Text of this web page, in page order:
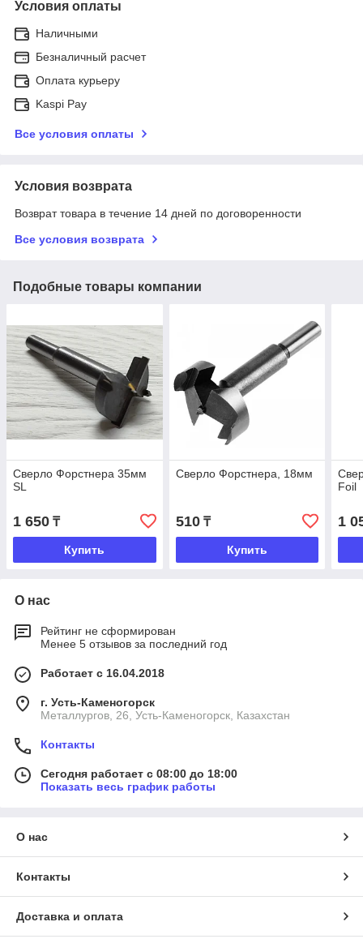
Условия оплаты
Наличными
Безналичный расчет
Оплата курьеру
Kaspi Pay
Все условия оплаты
Условия возврата
Возврат товара в течение 14 дней по договоренности
Все условия возврата
Подобные товары компании
Сверло Форстнера 35мм
SL
1 650 ₸
Купить
Сверло Форстнера, 18мм
510₸
Купить
Foil
1
О нас
Рейтинг не сформирован
Менее 5 отзывов за последний год
Работает с 16.04.2018
г. Усть-Каменогорск
Металлургов, 26, Усть-Каменогорск, Казахстан
Контакты
Сегодня работает с 08:00 до 18:00
Показать весь график работы
О нас
Контакты
Доставка и оплата